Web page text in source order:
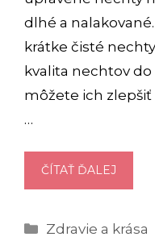
dlhé a
krátke čisté
kvalita nechtov
môžete ich zlepšiť
…
ČÍTAŤ ĎALEJ
PREČO
Kategórie
Zdravie a krása